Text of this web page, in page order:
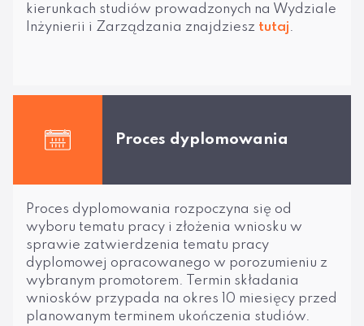
kierunkach studiów prowadzonych na Wydziale
Inżynierii i Zarządzania znajdziesz tutaj.
Proces dyplomowania
Proces dyplomowania rozpoczyna się od
wyboru tematu pracy i złożenia wniosku w
sprawie zatwierdzenia tematu pracy
dyplomowej opracowanego w porozumieniu z
wybranym promotorem. Termin składania
wniosków przypada na okres 10 miesięcy przed
planowanym terminem ukończenia studiów.